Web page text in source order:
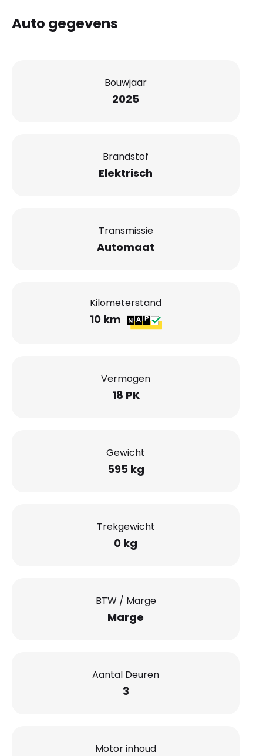
Auto gegevens
Bouwjaar
2025
Brandstof
Elektrisch
Transmissie
Automaat
Kilometerstand
10 km
Vermogen
18 PK
Gewicht
595 kg
Trekgewicht
0 kg
BTW / Marge
Marge
Aantal Deuren
3
Motor inhoud